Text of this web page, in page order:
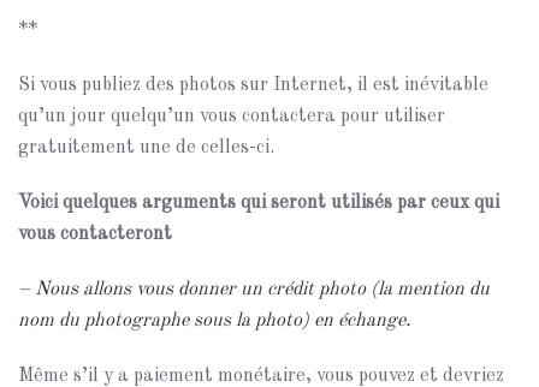
**
Si vous publiez des photos sur Internet, il est inévitable
qu’un jour quelqu’un vous contactera pour utiliser
gratuitement une de celles-ci.
Voici quelques arguments qui seront utilisés par ceux qui
vous contacteront
– Nous allons vous donner un crédit photo (la mention du
nom du photographe sous la photo) en échange.
Même s’il y a paiement monétaire, vous pouvez et devriez